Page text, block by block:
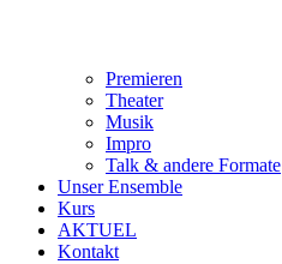
Premieren
Theater
Musik
Impro
Talk & andere Formate
Unser Ensemble
Kurs
AKTUEL
Kontakt